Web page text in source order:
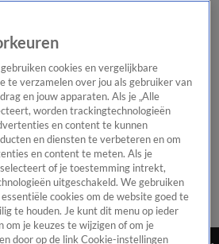
Het beste van Hart
Tip de
WeerTip de redactiePanelVideo's
cookies en vergelijkbare
te verzamelen over jou als gebruiker van
en jouw apparaten. Als je „Alle
worden trackingtechnologieën
en content te kunnen
en diensten te verbeteren en om
en content te meten. Als je
selecteert of je toestemming intrekt,
uitgeschakeld. We gebruiken
cookies om de website goed te
te houden. Je kunt dit menu op ieder
om je keuzes te wijzigen of om je
door op de link Cookie-instellingen